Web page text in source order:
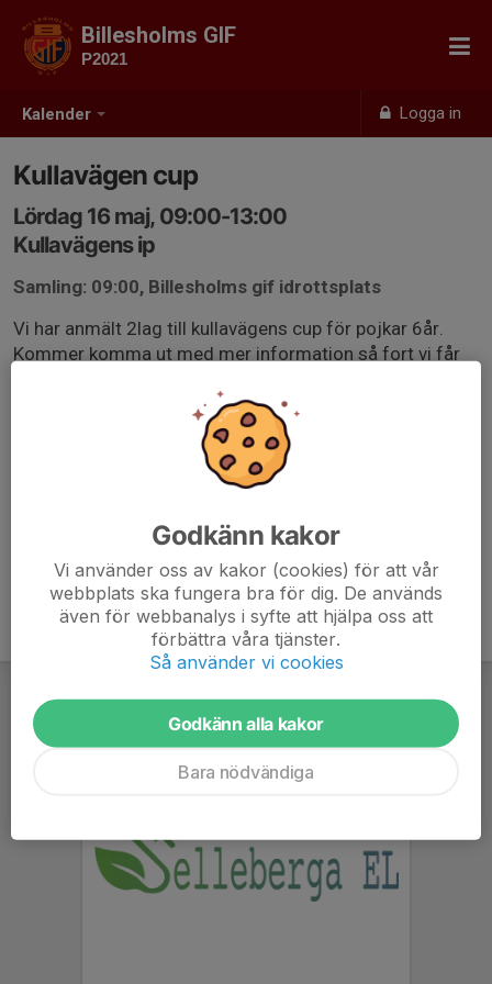
Kalender Logga in
Billesholms GIF
P2021
Kullavägen cup
Lördag 16 maj, 09:00-13:00
Kullavägens ip
Samling: 09:00, Billesholms gif idrottsplats
Vi har anmält 2lag till kullavägens cup för pojkar 6år.
Kommer komma ut med mer information så fort vi får
skickar ut en kallelse för att kolla av intresset, hur många
som kan och vill! Så vi vet om vi har tillräckligt med folk
Så detta är en intresse anmälan!
Godkänn kakor
Vi använder oss av kakor (cookies) för att vår
webbplats ska fungera bra för dig. De används
även för webbanalys i syfte att hjälpa oss att
förbättra våra tjänster.
Så använder vi cookies
Godkänn alla kakor
Bara nödvändiga